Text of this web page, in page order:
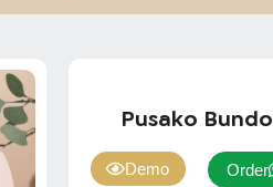
Pusako Bundo
Demo Order